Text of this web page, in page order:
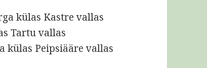
külas Kastre vallas
Tartu vallas
külas Peipsiääre vallas